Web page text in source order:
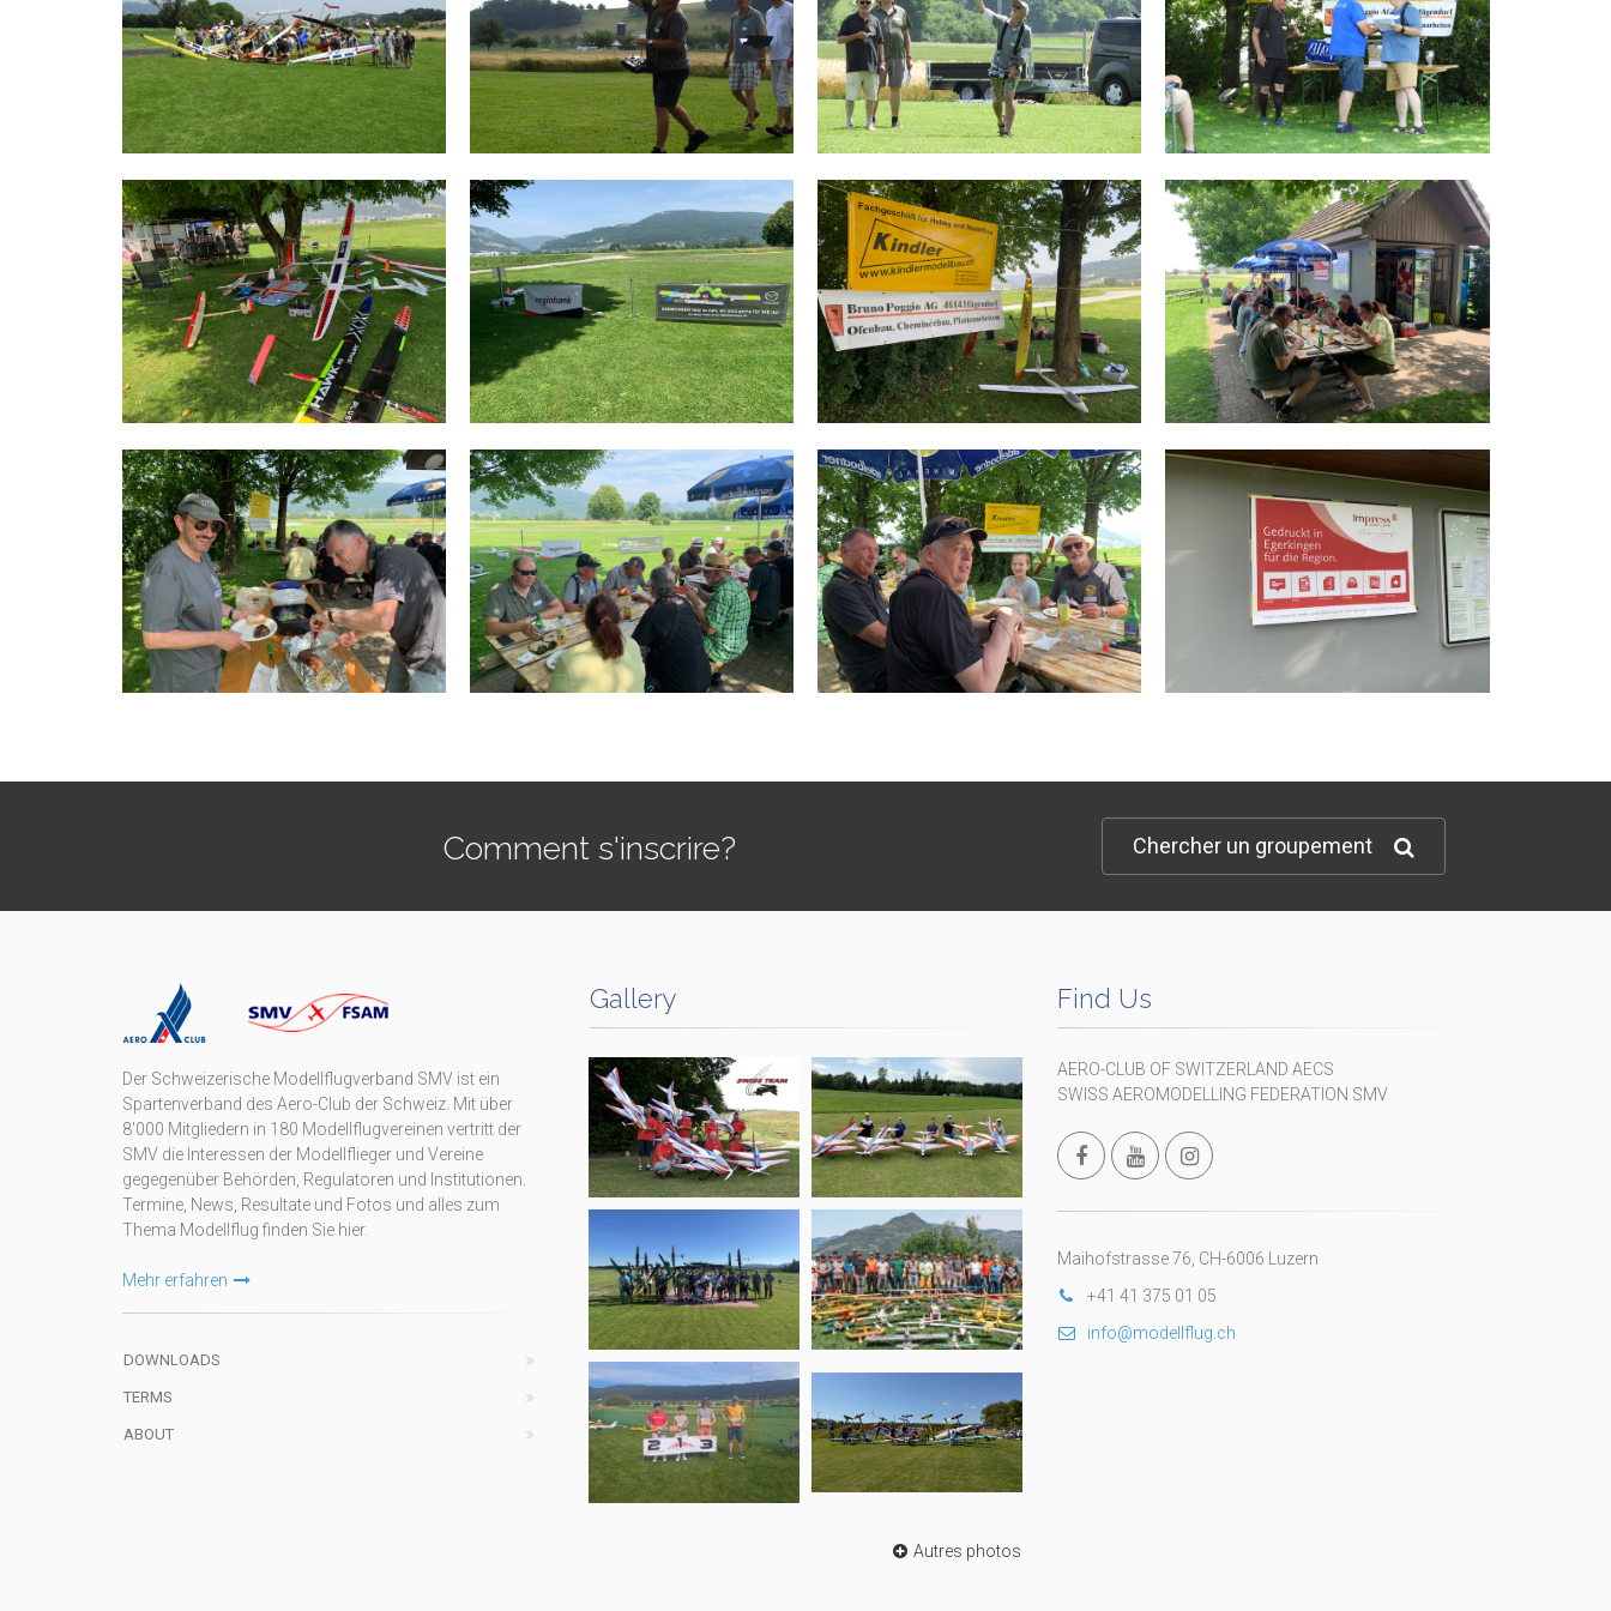
Comment s'inscrire? Chercher un groupement
Der Schweizerische Modellflugverband SMV ist ein
Spartenverband des Aero-Club der Schweiz. Mit über
8'000 Mitgliedern in 180 Modellflugvereinen vertritt der
SMV die Interessen der Modellflieger und Vereine
gegegenüber Behörden, Regulatoren und Institutionen.
Termine, News, Resultate und Fotos und alles zum
Thema Modellflug finden Sie hier.
Mehr erfahren
DOWNLOADS
TERMS
ABOUT
Gallery
Autres photos
Find Us
AERO-CLUB OF SWITZERLAND AECS
SWISS AEROMODELLING FEDERATION SMV
Maihofstrasse 76, CH-6006 Luzern
+41 41 375 01 05
info@modellflug.ch